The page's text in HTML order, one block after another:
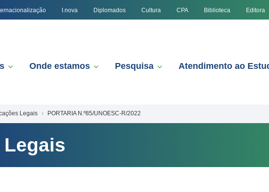
I.nova Diplomados Cultura CPA Biblioteca Editora
Onde estamos Pesquisa Atendimento ao
Legais PORTARIA N.º85/UNOESC-R/2022